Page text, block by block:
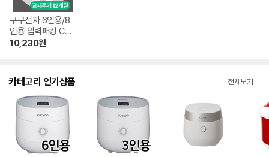
쿠쿠전자 6인용/8
인용 압력패킹 CCP
-08
10,230원
카테고리 인기상품 전체보기